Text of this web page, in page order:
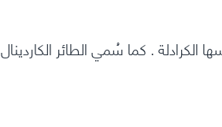
الكرادلة . كما سُمي الطائر الكاردينال